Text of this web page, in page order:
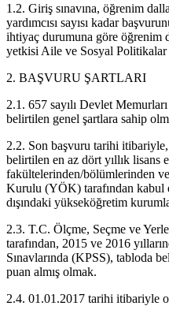
1.2. Giriş sınavına, öğrenim
yardımcısı sayısı kadar
ihtiyaç durumuna göre öğrenim
yetkisi Aile ve Sosyal Politikalar
2. BAŞVURU ŞARTLARI
2.1. 657 sayılı Devlet
belirtilen genel şartlara sahip
2.2. Son başvuru tarihi
belirtilen en az dört yıllık lisans
fakültelerinden/bölümlerinden
Kurulu (YÖK) tarafından
dışındaki yükseköğretim
2.3. T.C. Ölçme, Seçme ve
tarafından, 2015 ve 2016
Sınavlarında (KPSS), tabloda
puan almış olmak.
2.4. 01.01.2017 tarihi itibariyle